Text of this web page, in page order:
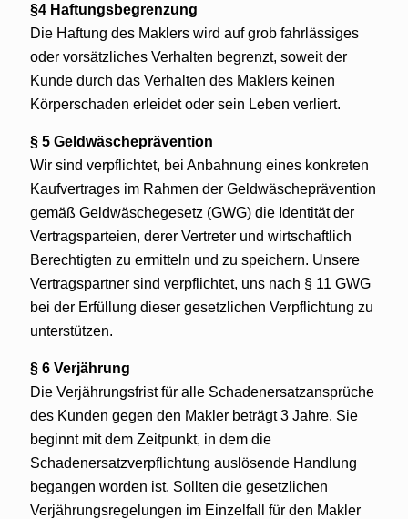
§4 Haftungsbegrenzung
Die Haftung des Maklers wird auf grob fahrlässiges
oder vorsätzliches Verhalten begrenzt, soweit der
Kunde durch das Verhalten des Maklers keinen
Körperschaden erleidet oder sein Leben verliert.
§ 5 Geldwäscheprävention
Wir sind verpflichtet, bei Anbahnung eines konkreten
Kaufvertrages im Rahmen der Geldwäscheprävention
gemäß Geldwäschegesetz (GWG) die Identität der
Vertragsparteien, derer Vertreter und wirtschaftlich
Berechtigten zu ermitteln und zu speichern. Unsere
Vertragspartner sind verpflichtet, uns nach § 11 GWG
bei der Erfüllung dieser gesetzlichen Verpflichtung zu
unterstützen.
§ 6 Verjährung
Die Verjährungsfrist für alle Schadenersatzansprüche
des Kunden gegen den Makler beträgt 3 Jahre. Sie
beginnt mit dem Zeitpunkt, in dem die
Schadenersatzverpflichtung auslösende Handlung
begangen worden ist. Sollten die gesetzlichen
Verjährungsregelungen im Einzelfall für den Makler